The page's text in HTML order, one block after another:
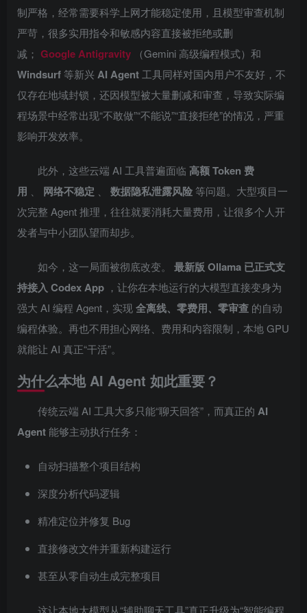
制严格，经常需要科学上网才能稳定使用，且模型审查机制
严苛，很多实用指令和敏感内容直接被拒绝或删
减； Google Antigravity （Gemini 高级编程模式）和
Windsurf等新兴AI Agent 工具同样对国内用户不友好，不
仅存在地域封锁，还因模型被大量删减和审查，导致实际编
程场景中经常出现“不敢做”“不能说”“直接拒绝”的情况，严重
影响开发效率。
此外，这些云端 AI 工具普遍面临 高额 Token 费
用
网络不稳定 数据隐私泄露风险等问题。大型项目一
次完整 Agent 推理，往往就要消耗大量费用，让很多个人开
发者与中小团队望而却步。
如今，这一局面被彻底改变。 最新版 Ollama 已正式支
持接入 Codex App ，让你在本地运行的大模型直接变身为
强大 AI 编程 Agent，实现全离线、零费用、零审查 的自动
编程体验。再也不用担心网络、费用和内容限制，本地 GPU
就能让 AI 真正“干活”。
为什么本地 AI Agent 如此重要？
传统云端 AI 工具大多只能“聊天回答”，而真正的 AI
Agent能够主动执行任务：
自动扫描整个项目结构
深度分析代码逻辑
精准定位并修复 Bug
直接修改文件并重新构建运行
甚至从零自动生成完整项目
这让本地大模型从“辅助聊天工具”真正升级为“智能编程